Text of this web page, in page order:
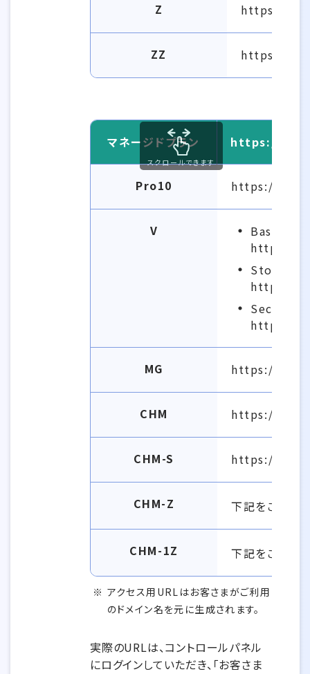
Z https://
ZZ https://
マネージドプラン https://サー
Pro10 https://
V
Basic
https://
Storage
https://
Security
https://
MG https://
CHM https://
CHM-S https://
CHM-Z 下記をご覧く
CHM-1Z 下記をご覧く
スクロールできます
アクセス用URLはお客さまがご利用
のドメイン名を元に生成されます。
実際のURLは、コントロールパネル
にログインしていただき、「お客さま